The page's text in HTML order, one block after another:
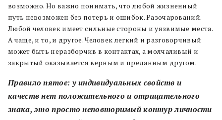
возможно. Но важно понимать, что любой жизненный
путь невозможен без потерь и ошибок. Разочарований.
Любой человек имеет сильные стороны и уязвимые места.
А чаще, и то, и другое. Человек легкий и разговорчивый
может быть неразборчив в контактах, а молчаливый и
закрытый оказывается верным и преданным другом.
Правило пятое: у индивидуальных свойств и
качеств нет положительного и отрицательного
знака, это просто неповторимый контур личности